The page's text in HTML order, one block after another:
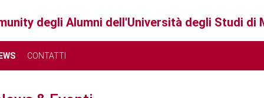
degli Alumni dell'Università degli Studi di
CONTATTI